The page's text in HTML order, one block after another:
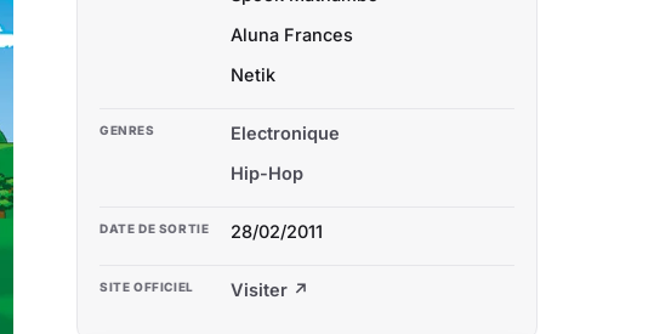
Aluna Frances
Netik
GENRES
Electronique
Hip-Hop
DATE DE SORTIE 28/02/2011
SITE OFFICIEL Visiter ↗